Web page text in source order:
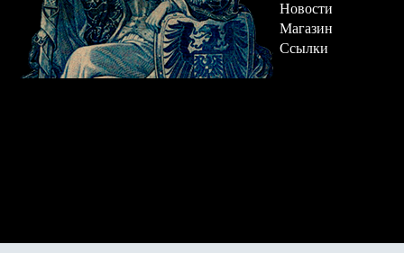
Новости
Магазин
Ссылки